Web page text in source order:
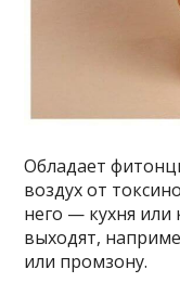
Обладает
воздух от
него — кухня
выходят,
или промзону.